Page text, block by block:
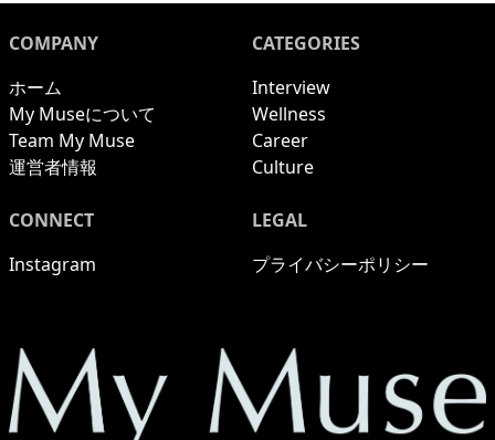
COMPANY
ホーム
My Museについて
Team My Muse
運営者情報
CATEGORIES
Interview
Wellness
Career
Culture
CONNECT
Instagram
LEGAL
プライバシーポリシー